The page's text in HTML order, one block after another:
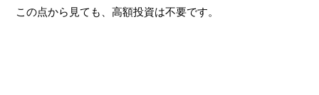
この点から見ても、高額投資は不要です。